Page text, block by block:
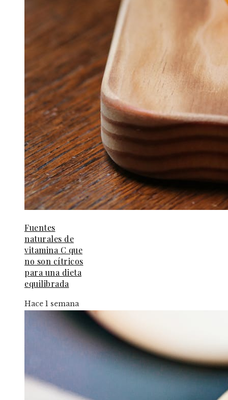
Fuentes
naturales de
vitamina C que
no son cítricos
para una dieta
equilibrada
Hace 1 semana